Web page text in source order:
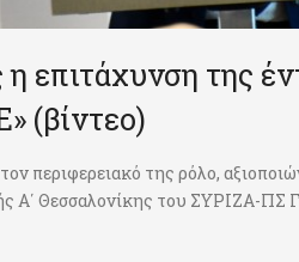
η επιτάχυνση της
(βίντεο)
περιφερειακό της ρόλο,
Α΄ Θεσσαλονίκης του ΣΥΡΙΖΑ-ΠΣ